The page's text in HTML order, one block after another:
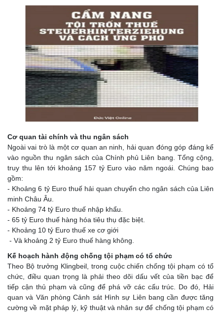
Cơ quan tài chính và thu ngân sách
Ngoài vai trò là một cơ quan an ninh, hải quan đóng góp đáng kể
vào nguồn thu ngân sách của Chính phủ Liên bang. Tổng cộng,
truy thu lên tới khoảng 157 tỷ Euro vào năm ngoái. Chúng bao
gồm:
- Khoảng 6 tỷ Euro thuế hải quan chuyển cho ngân sách của Liên
minh Châu Âu.
- Khoảng 74 tỷ Euro thuế nhập khẩu.
- 65 tỷ Euro thuế hàng hóa tiêu thụ đặc biệt.
- Khoảng 10 tỷ Euro thuế xe cơ giới
- Và khoảng 2 tỷ Euro thuế hàng không.
Kế hoạch hành động chống tội phạm có tổ chức
Theo Bộ trưởng Klingbeil, trong cuộc chiến chống tội phạm có tổ
chức, điều quan trọng là phải theo dõi dấu vết của tiền bạc để
tiếp cận thủ phạm và cũng để phá vỡ các cấu trúc. Do đó, Hải
quan và Văn phòng Cảnh sát Hình sự Liên bang cần được tăng
cường về mặt pháp lý, kỹ thuật và nhân sự để chống tội phạm có